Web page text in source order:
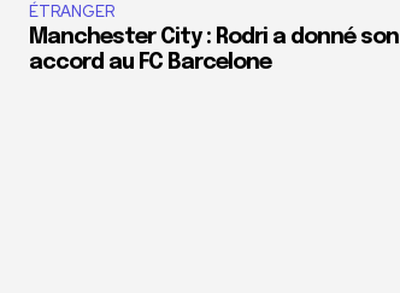
ÉTRANGER
Manchester City : Rodri a donné son
accord au FC Barcelone